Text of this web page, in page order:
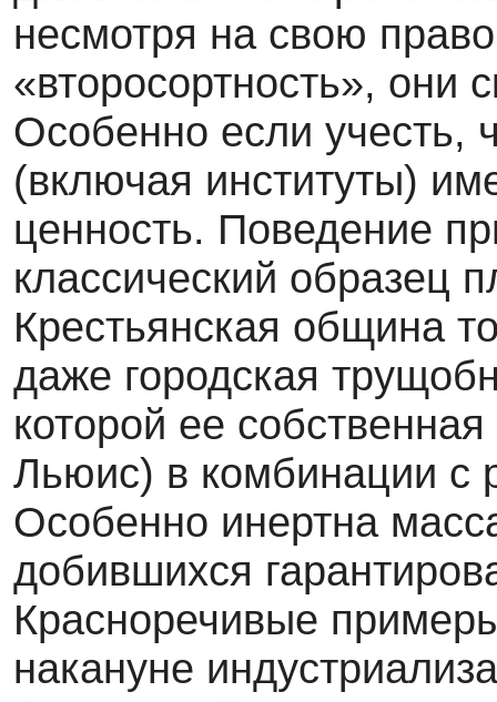
несмотря на свою
«второсортность», они
Особенно если учесть,
(включая институты)
ценность. Поведение
классический образец
Крестьянская община
даже городская
которой ее
Льюис) в комбинации с
Особенно инертна
добившихся
Красноречивые
накануне